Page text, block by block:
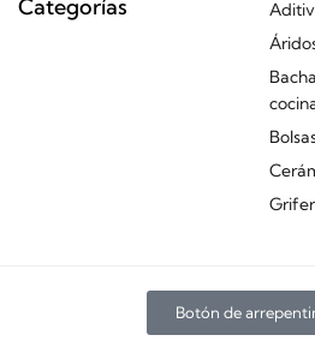
Categorías
Botón de